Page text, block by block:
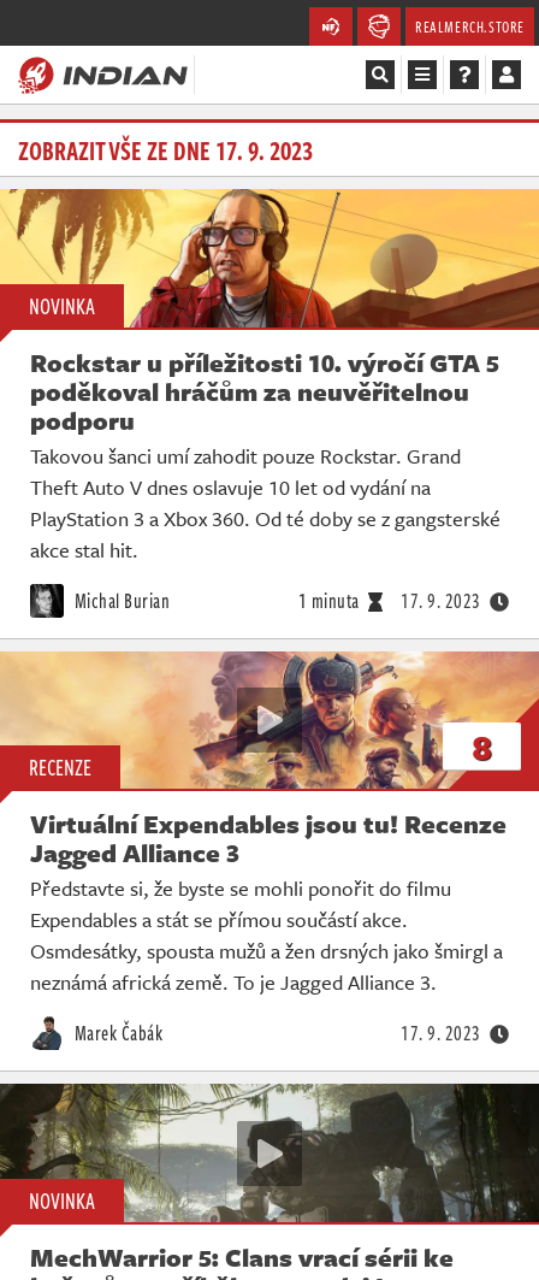
REALMERCH.STORE
Magazín
Recenze
Videa
Soutěže
Databáze
Komunita
Redakce
Živě
ZOBRAZIT VŠE ZE DNE 17. 9. 2023
NOVINKA
Rockstar u příležitosti 10. výročí GTA 5
poděkoval hráčům za neuvěřitelnou
podporu
Takovou šanci umí zahodit pouze Rockstar. Grand
Theft Auto V dnes oslavuje 10 let od vydání na
PlayStation 3 a Xbox 360. Od té doby se z gangsterské
akce stal hit.
Michal Burian 1 minuta 17. 9. 2023
RECENZE 8
Virtuální Expendables jsou tu! Recenze
Jagged Alliance 3
Představte si, že byste se mohli ponořit do filmu
Expendables a stát se přímou součástí akce.
Osmdesátky, spousta mužů a žen drsných jako šmirgl a
neznámá africká země. To je Jagged Alliance 3.
Marek Čabák 17. 9. 2023
NOVINKA
MechWarrior 5: Clans vrací sérii ke